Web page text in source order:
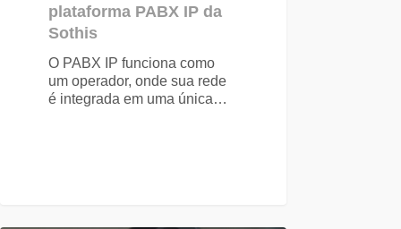
plataforma PABX IP da
Sothis
O PABX IP funciona como
um operador, onde sua rede
é integrada em uma única…